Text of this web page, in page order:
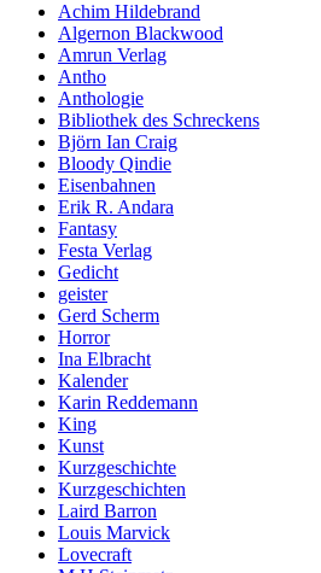
Achim Hildebrand
Algernon Blackwood
Amrun Verlag
Antho
Anthologie
Bibliothek des Schreckens
Björn Ian Craig
Bloody Qindie
Eisenbahnen
Erik R. Andara
Fantasy
Festa Verlag
Gedicht
geister
Gerd Scherm
Horror
Ina Elbracht
Kalender
Karin Reddemann
King
Kunst
Kurzgeschichte
Kurzgeschichten
Laird Barron
Louis Marvick
Lovecraft